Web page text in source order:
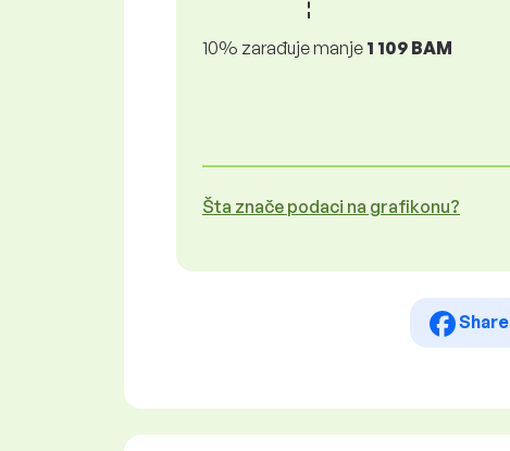
10% zarađuje manje 1 109 BAM
Šta znače podaci na grafikonu?
Share